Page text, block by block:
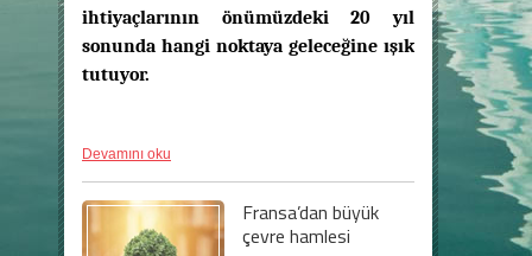
ihtiyaçlarının önümüzdeki 20 yıl
sonunda hangi noktaya geleceğine ışık
tutuyor.
Devamını oku
Fransa’dan büyük
çevre hamlesi